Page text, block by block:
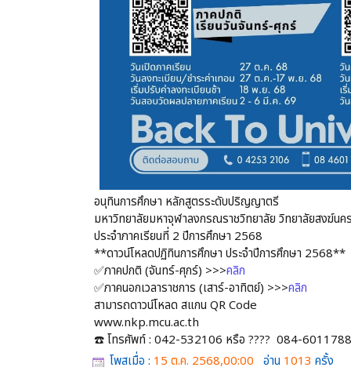
อนุทินการศึกษา หลักสูตรระดับปริญญาตรี
มหาวิทยาลัยมหาจุฬาลงกรณราชวิทยาลัย วิทยาลัยสงฆ์น
ประจำภาคเรียนที่ 2 ปีการศึกษา 2568
**ดาวน์โหลดปฏิทินการศึกษา ประจำปีการศึกษา 2568**
✅ภาคปกติ (จันทร์-ศุกร์) >>>คลิก
✅ภาคนอกเวลาราชการ (เสาร์-อาทิตย์) >>>คลิก
สามารถดาวน์โหลด สแกน QR Code
www.nkp.mcu.ac.th
☎️ โทรศัพท์ : 042-532106 หรือ ???? 084-6011788
โพสเมื่อ : 15 ต.ค. 2568,00:00 อ่าน 1013 ครั้ง